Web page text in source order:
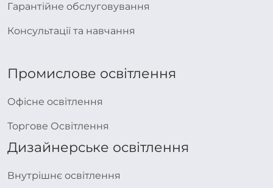
Гарантійне обслуговування
Консультації та навчання
Промислове освітлення
Офісне освітлення
Торгове Освітлення
Дизайнерське освітлення
Внутрішнє освітлення